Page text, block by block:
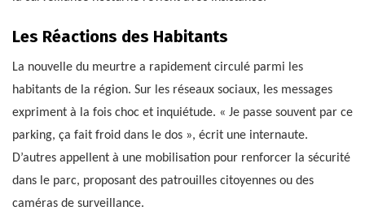
Les Réactions des Habitants
La nouvelle du meurtre a rapidement circulé parmi les
habitants de la région. Sur les réseaux sociaux, les messages
expriment à la fois choc et inquiétude. « Je passe souvent par ce
parking, ça fait froid dans le dos », écrit une internaute.
D’autres appellent à une mobilisation pour renforcer la sécurité
dans le parc, proposant des patrouilles citoyennes ou des
caméras de surveillance.